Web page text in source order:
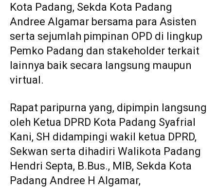
Kota Padang, Sekda Kota Padang
Andree Algamar bersama para Asisten
serta sejumlah pimpinan OPD di lingkup
Pemko Padang dan stakeholder terkait
lainnya baik secara langsung maupun
virtual.
Rapat paripurna yang, dipimpin langsung
oleh Ketua DPRD Kota Padang Syafrial
Kani, SH didampingi wakil ketua DPRD,
Sekwan serta dihadiri Walikota Padang
Hendri Septa, B.Bus., MIB, Sekda Kota
Padang Andree H Algamar,